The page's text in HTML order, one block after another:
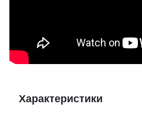
Характеристики